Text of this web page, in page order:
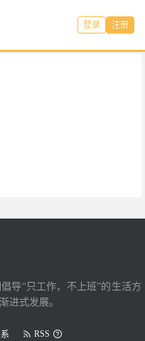
登录 注册
导“只工作，不上班”的生活方
进式发展。
RSS